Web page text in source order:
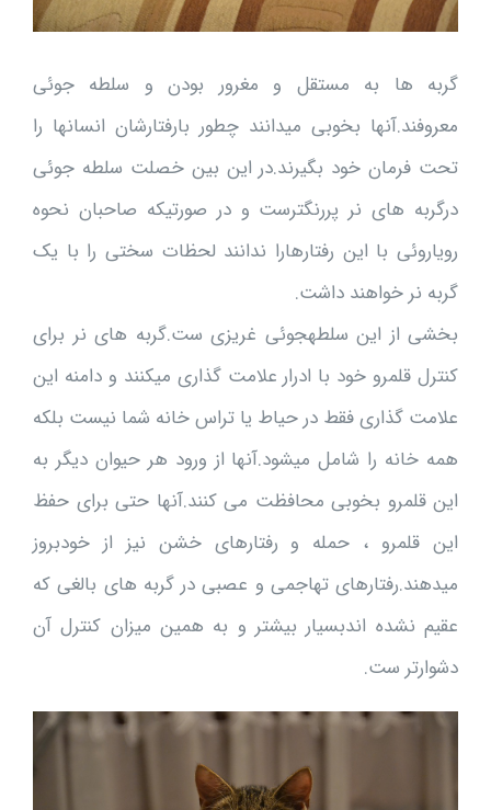
گربه ها به مستقل و مغرور بودن و سلطه جوئی
معروفند.آنها بخوبی میدانند چطور بارفتارشان انسانها را
تحت فرمان خود بگیرند.در این بین خصلت سلطه جوئی
درگربه های نر پررنگترست و در صورتیکه صاحبان نحوه
رویاروئی با این رفتارهارا ندانند لحظات سختی را با یک
گربه نر خواهند داشت.
بخشی از این سلطهجوئی غریزی ست.گربه های نر برای
کنترل قلمرو خود با ادرار علامت گذاری میکنند و دامنه این
علامت گذاری فقط در حیاط یا تراس خانه شما نیست بلکه
همه خانه را شامل میشود.آنها از ورود هر حیوان دیگر به
این قلمرو بخوبی محافظت می کنند.آنها حتی برای حفظ
این قلمرو ، حمله و رفتارهای خشن نیز از خودبروز
میدهند.رفتارهای تهاجمی و عصبی در گربه های بالغی که
عقیم نشده اندبسیار بیشتر و به همین میزان کنترل آن
دشوارتر ست.